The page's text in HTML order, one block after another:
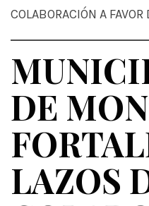
COLABORACIÓN A
DE
LAZOS